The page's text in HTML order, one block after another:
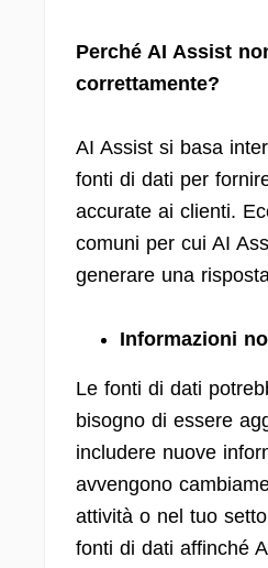
Perché AI Assist
correttamente?
AI Assist si basa
fonti di dati per
accurate ai clienti.
comuni per cui AI
generare una
Informazioni
Le fonti di dati
bisogno di essere
includere nuove
avvengono
attività o nel tuo
fonti di dati affinché